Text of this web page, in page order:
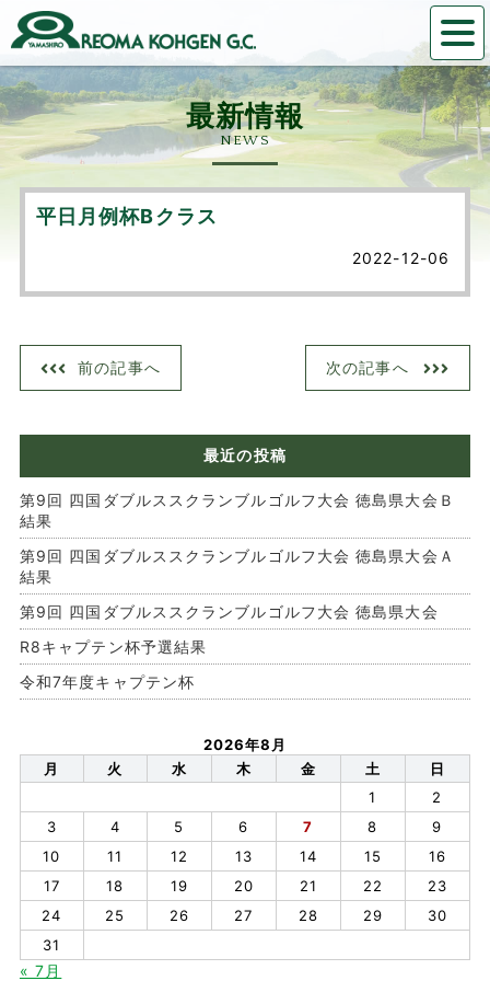
NEWS
平日月例杯Bクラス
2022-12-06
前の記事へ 次の記事へ
最近の投稿
第9回 四国ダブルススクランブルゴルフ大会 徳島県大会Ｂ
結果
第9回 四国ダブルススクランブルゴルフ大会 徳島県大会Ａ
結果
第9回 四国ダブルススクランブルゴルフ大会 徳島県大会
R8キャプテン杯予選結果
令和7年度キャプテン杯
2026年8月
月
火 水 木 金 土
日
1
2
3
4 5 6 7 8
9
10
11 12 13 14 15
16
17
18 19 20 21 22
23
24
25 26 27 28 29
30
31
« 7月